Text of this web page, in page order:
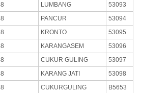
LUMBANG
53093
PANCUR
53094
KRONTO
53095
KARANGASEM
53096
CUKUR GULING
53097
KARANG JATI
53098
CUKURGULING
B5653